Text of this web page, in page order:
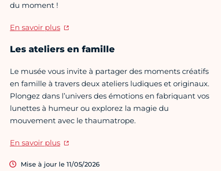
du moment !
En savoir plus
Les ateliers en famille
Le musée vous invite à partager des moments créatifs
en famille à travers deux ateliers ludiques et originaux.
Plongez dans l’univers des émotions en fabriquant vos
lunettes à humeur ou explorez la magie du
mouvement avec le thaumatrope.
En savoir plus
Mise à jour le 11/05/2026